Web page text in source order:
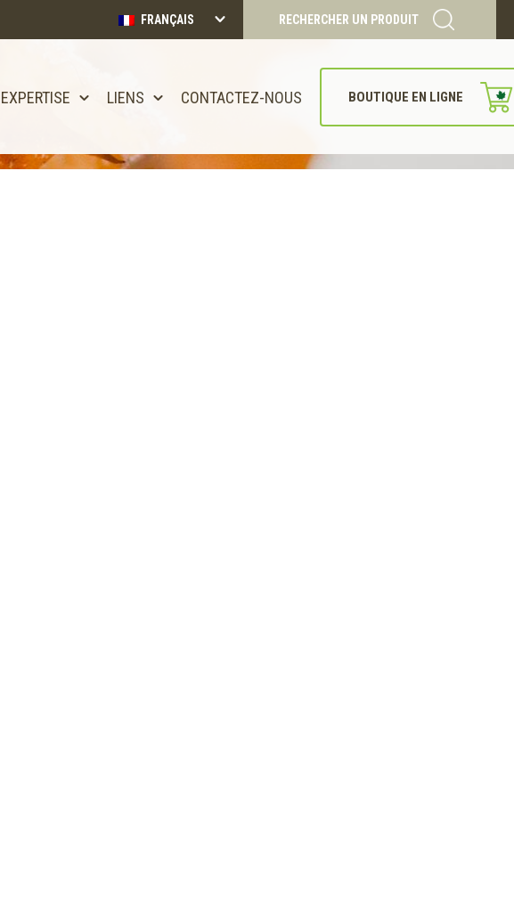
FRANÇAIS RECHERCHER UN PRODUIT
LIENS CONTACTEZ-NOUS BOUTIQUE EN LIGNE
CONTINUER